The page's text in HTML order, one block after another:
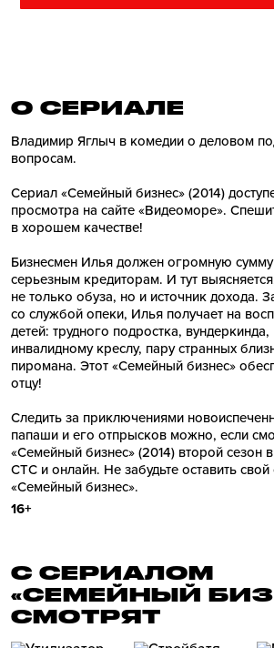
О СЕРИАЛE
Владимир Яглыч в комедии о деловом
вопросам.
Сериал «Семейный бизнес» (2014)
просмотра на сайте «Видеоморе».
в хорошем качестве!
Бизнесмен Илья должен огромную
серьезным кредиторам. И тут
не только обуза, но и источник дохода.
со службой опеки, Илья получает на
детей: трудного подростка,
инвалидному креслу, пару странных
пиромана. Этот «Семейный бизнес»
отцу!
Следить за приключениями
папаши и его отпрысков можно, если
«Семейный бизнес» (2014) второй сезон
СТС и онлайн. Не забудьте оставить
«Семейный бизнес».
16+
С СЕРИАЛОМ
«СЕМЕЙНЫЙ
СМОТРЯТ